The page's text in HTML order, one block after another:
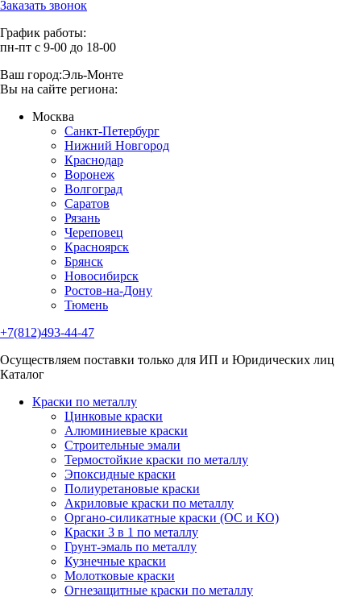
Заказать звонок
График работы:
пн-пт с 9-00 до 18-00
Ваш город:Эль-Монте
Вы на сайте региона:
Москва
Санкт-Петербург
Нижний Новгород
Краснодар
Воронеж
Волгоград
Саратов
Рязань
Череповец
Красноярск
Брянск
Новосибирск
Ростов-на-Дону
Тюмень
+7(812)493-44-47
Осуществляем поставки только для ИП и Юридических лиц
Каталог
Краски по металлу
Цинковые краски
Алюминиевые краски
Строительные эмали
Термостойкие краски по металлу
Эпоксидные краски
Полиуретановые краски
Акриловые краски по металлу
Органо-силикатные краски (ОС и КО)
Краски 3 в 1 по металлу
Грунт-эмаль по металлу
Кузнечные краски
Молотковые краски
Огнезащитные краски по металлу